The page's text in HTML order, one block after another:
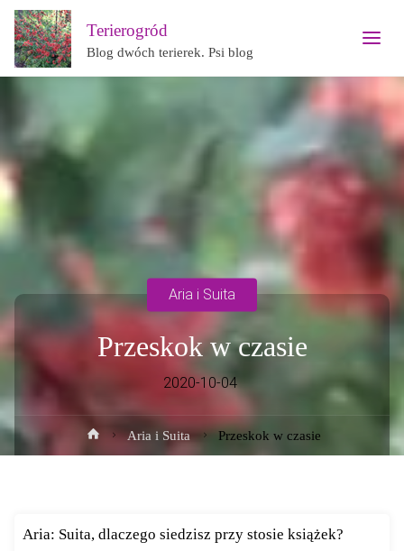
Terierogród
Blog dwóch terierek. Psi blog
Przeskok w czasie
2020-10-04
Aria i Suita
Strona
główna
Aria i Suita Przeskok w czasie
Aria: Suita, dlaczego siedzisz przy stosie książek?